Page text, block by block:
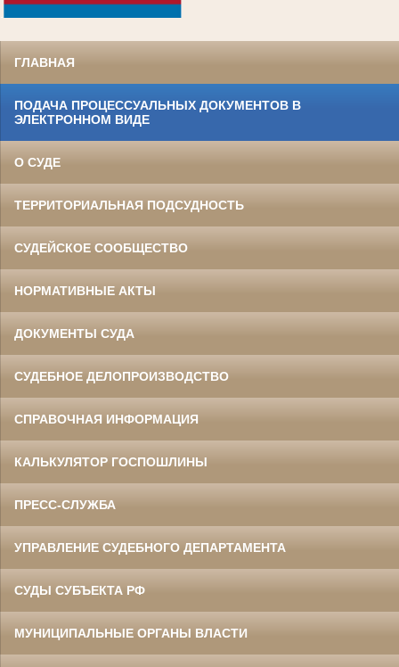
ГЛАВНАЯ
ПОДАЧА ПРОЦЕССУАЛЬНЫХ ДОКУМЕНТОВ В
ЭЛЕКТРОННОМ ВИДЕ
О СУДЕ
ТЕРРИТОРИАЛЬНАЯ ПОДСУДНОСТЬ
СУДЕЙСКОЕ СООБЩЕСТВО
НОРМАТИВНЫЕ АКТЫ
ДОКУМЕНТЫ СУДА
СУДЕБНОЕ ДЕЛОПРОИЗВОДСТВО
СПРАВОЧНАЯ ИНФОРМАЦИЯ
КАЛЬКУЛЯТОР ГОСПОШЛИНЫ
ПРЕСС-СЛУЖБА
УПРАВЛЕНИЕ СУДЕБНОГО ДЕПАРТАМЕНТА
СУДЫ СУБЪЕКТА РФ
МУНИЦИПАЛЬНЫЕ ОРГАНЫ ВЛАСТИ